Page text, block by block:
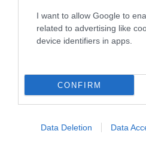
I want to allow Google to
related to advertising like
device identifiers in apps.
CONFIRM
Data Deletion Data